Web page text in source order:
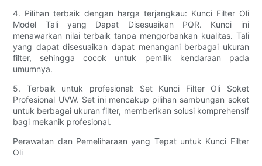
4. Pilihan terbaik dengan harga terjangkau: Kunci Filter Oli
Model Tali yang Dapat Disesuaikan PQR. Kunci ini
menawarkan nilai terbaik tanpa mengorbankan kualitas. Tali
yang dapat disesuaikan dapat menangani berbagai ukuran
filter, sehingga cocok untuk pemilik kendaraan pada
umumnya.
5. Terbaik untuk profesional: Set Kunci Filter Oli Soket
Profesional UVW. Set ini mencakup pilihan sambungan soket
untuk berbagai ukuran filter, memberikan solusi komprehensif
bagi mekanik profesional.
Perawatan dan Pemeliharaan yang Tepat untuk Kunci Filter
Oli